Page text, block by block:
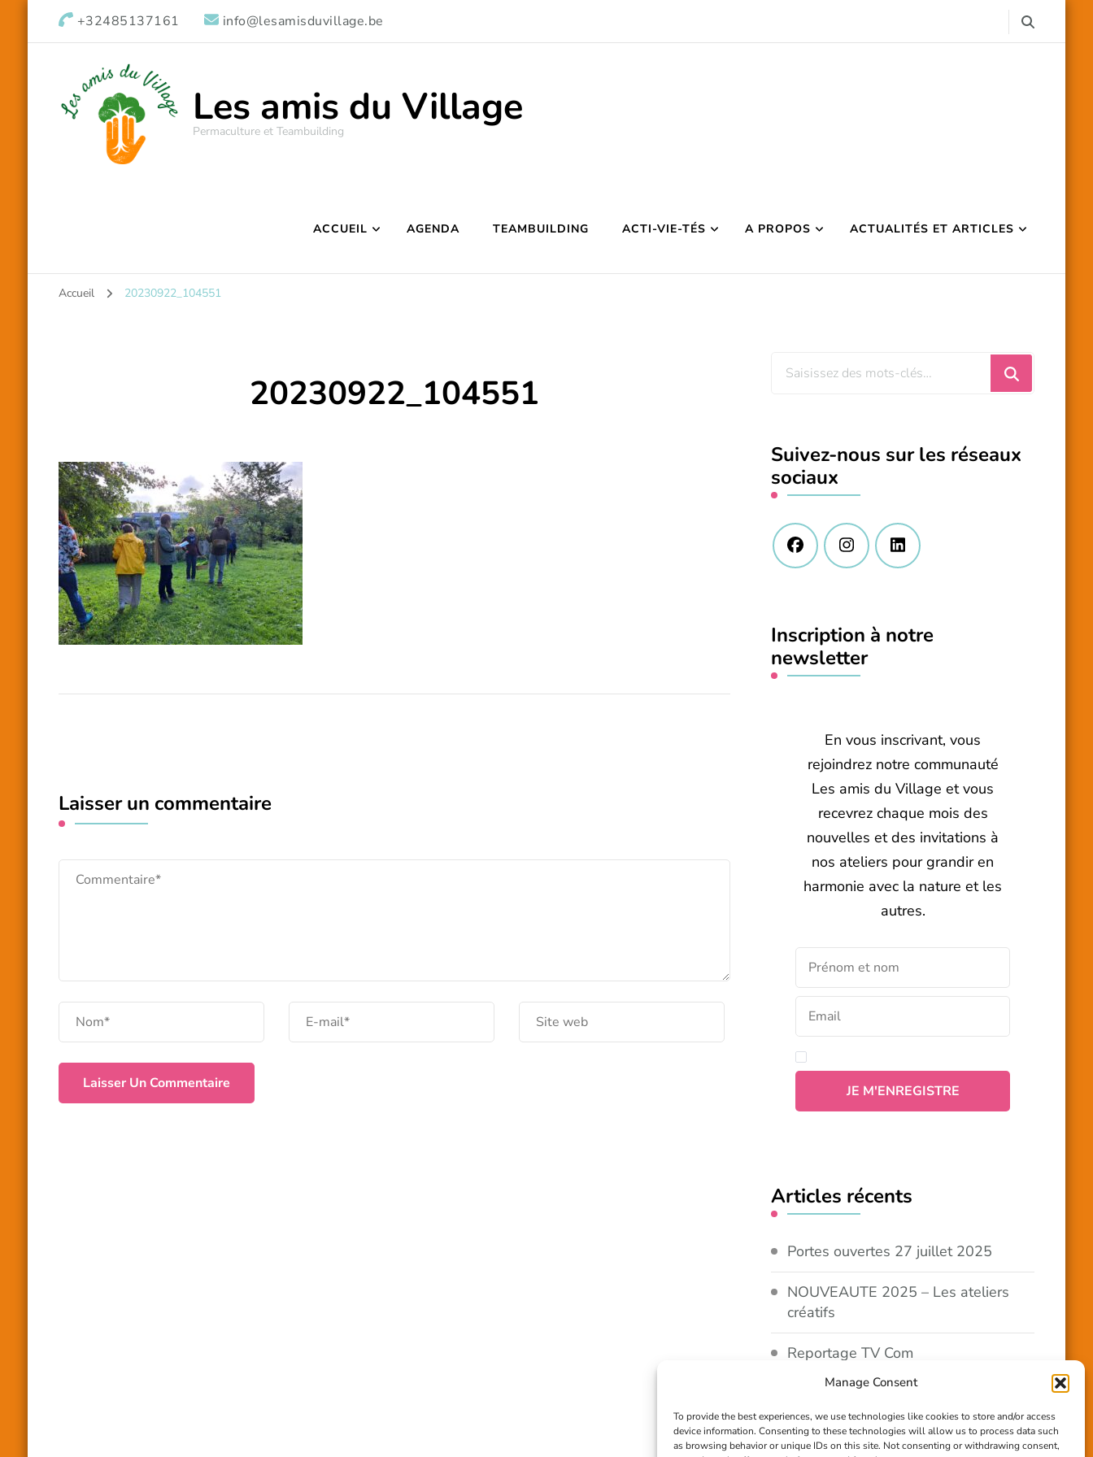
Manage Consent
To provide the best experiences, we use technologies like cookies to store and/or access
device information. Consenting to these technologies will allow us to process data such
as browsing behavior or unique IDs on this site. Not consenting or withdrawing consent,
+32485137161 info@lesamisduvillage.be
Les amis du Village
Permaculture et Teambuilding
ACCUEIL AGENDA TEAMBUILDING ACTI-VIE-TÉS A PROPOS ACTUALITÉS ET ARTICLES
Accueil 20230922_104551
20230922_104551
Laisser un commentaire
Vous
?
Suivez-nous sur les réseaux
sociaux
Inscription à notre
newsletter
En vous inscrivant, vous
rejoindrez notre communauté
Les amis du Village et vous
recevrez chaque mois des
nouvelles et des invitations à
nos ateliers pour grandir en
harmonie avec la nature et les
autres.
Articles récents
Portes ouvertes 27 juillet 2025
NOUVEAUTE 2025 – Les ateliers
créatifs
Reportage TV Com
Construction en terre-paille
Chantier Participatif Terre Paille